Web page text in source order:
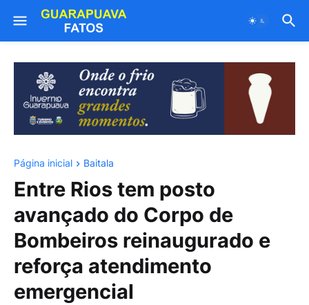
Página inicial Baitala
Entre Rios tem posto
avançado do Corpo de
Bombeiros reinaugurado e
reforça atendimento
emergencial